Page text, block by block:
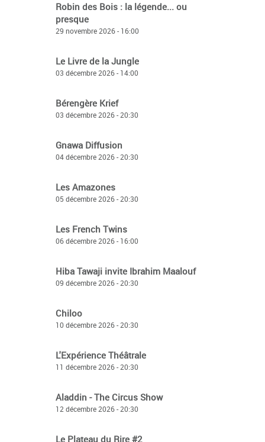
Robin des Bois : la légende... ou
presque
29 novembre 2026 - 16:00
Le Livre de la Jungle
03 décembre 2026 - 14:00
Bérengère Krief
03 décembre 2026 - 20:30
Gnawa Diffusion
04 décembre 2026 - 20:30
Les Amazones
05 décembre 2026 - 20:30
Les French Twins
06 décembre 2026 - 16:00
Hiba Tawaji invite Ibrahim Maalouf
09 décembre 2026 - 20:30
Chiloo
10 décembre 2026 - 20:30
L'Expérience Théâtrale
11 décembre 2026 - 20:30
Aladdin - The Circus Show
12 décembre 2026 - 20:30
Le Plateau du Rire #2